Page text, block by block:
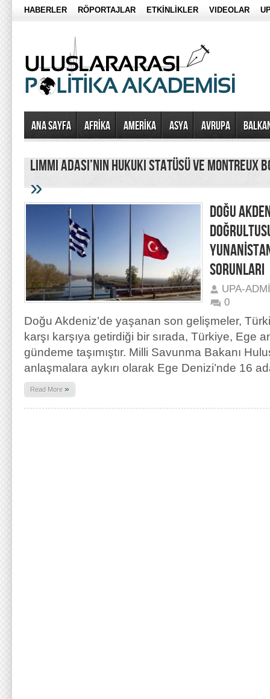
HABERLER RÖPORTAJLAR ETKİNLİKLER VIDEOLAR
Ana Sayfa AFRİKA AMERİKA ASYA AVRUPA
Limmi Adası’nın Hukuki Statüsü ve
»
DOĞU
SORUNLARI
UPA-
0
Doğu Akdeniz’de yaşanan son gelişmeler,
karşı karşıya getirdiği bir sırada, Türkiye, Ege
gündeme taşımıştır. Milli Savunma Bakanı
anlaşmalara aykırı olarak Ege Denizi’nde 16
Read More »